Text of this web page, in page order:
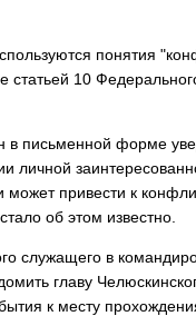
понятия
статьей 10
письменной форме
личной
может привести к
об этом известно.
служащего в
главу
к месту